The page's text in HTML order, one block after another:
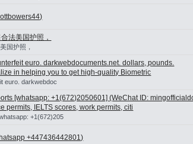
法美国护照，
国护照，
euro. darkwebdocuments.net. dollars, pounds.
in helping you to get high-quality Biometric
euro. darkwebdoc
[whatsapp: +1(672)2050601] (WeChat ID:
permits, IELTS scores, work permits, citi
+1(672)205
+447436442801)